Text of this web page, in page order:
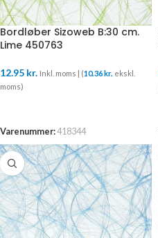
Bordløber Sizoweb B:30 cm.
Lime 450763
12.95 kr. Inkl. moms | (10.36kr. ekskl.
moms)
Varenummer:418344